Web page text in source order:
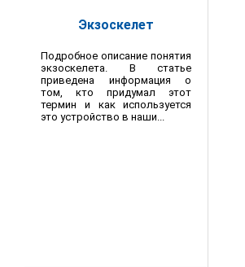
Экзоскелет
Подробное описание понятия
экзоскелета. В статье
приведена информация о
том, кто придумал этот
термин и как используется
это устройство в наши...